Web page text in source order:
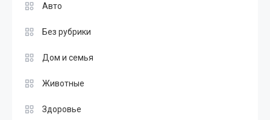
Авто
Без рубрики
Дом и семья
Животные
Здоровье